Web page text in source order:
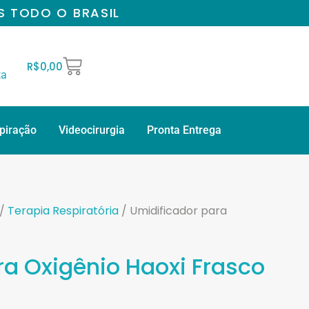
TODO O BRASIL
R$0,00
Videocirurgia Pronta Entrega
Terapia Respiratória/ Umidificador para
Oxigênio Haoxi Frasco